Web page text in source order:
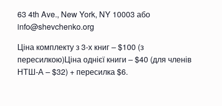
63 4th Ave., New York, NY 10003 або
info@shevchenko.org
Ціна комплекту з 3-х книг – $100 (з
пересилкою)Ціна однієї книги – $40 (для членів
НТШ-А – $32) + пересилка $6.